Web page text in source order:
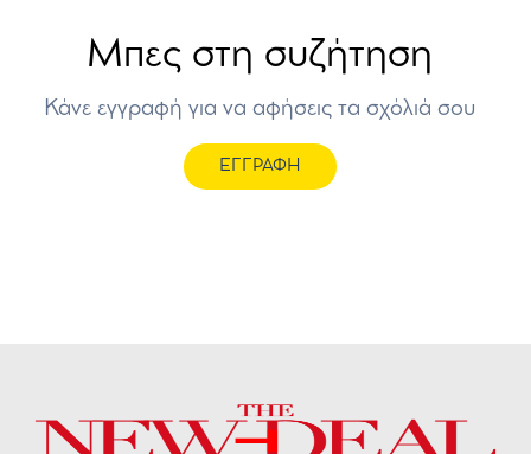
Μπες στη συζήτηση
Κάνε εγγραφή για να αφήσεις τα σχόλιά σου
ΕΓΓΡΑΦΗ